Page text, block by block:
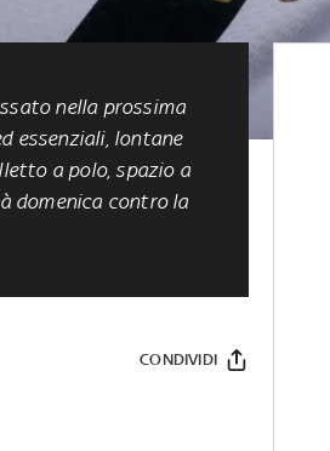
nella prossima
essenziali, lontane
a polo, spazio a
domenica contro la
CONDIVIDI